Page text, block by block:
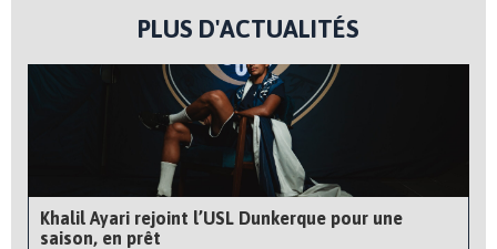
PLUS D'ACTUALITÉS
Khalil Ayari rejoint l’USL Dunkerque pour une
saison, en prêt